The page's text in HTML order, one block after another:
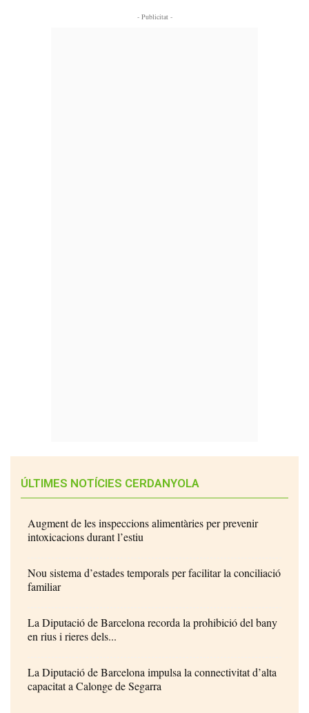
- Publicitat -
ÚLTIMES NOTÍCIES CERDANYOLA
Augment de les inspeccions alimentàries per prevenir
intoxicacions durant l’estiu
Nou sistema d’estades temporals per facilitar la conciliació
familiar
La Diputació de Barcelona recorda la prohibició del bany
en rius i rieres dels...
La Diputació de Barcelona impulsa la connectivitat d’alta
capacitat a Calonge de Segarra